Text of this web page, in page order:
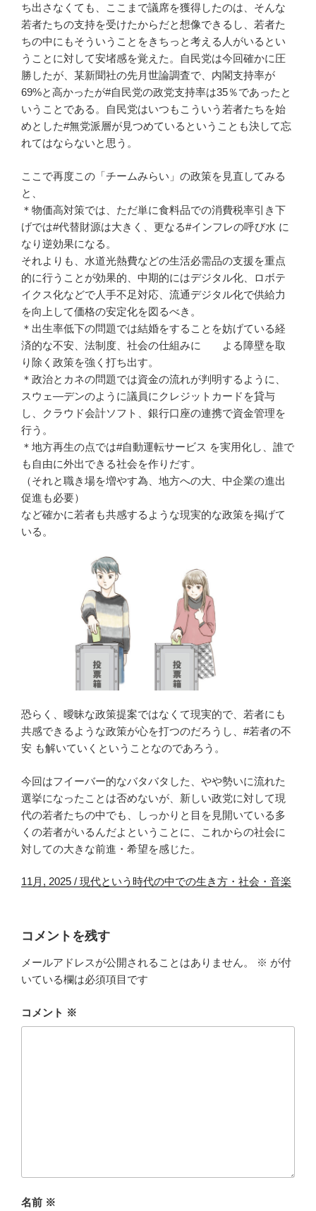
ち出さなくても、ここまで議席を獲得したのは、そんな
若者たちの支持を受けたからだと想像できるし、若者た
ちの中にもそういうことをきちっと考える人がいるとい
うことに対して安堵感を覚えた。自民党は今回確かに圧
勝したが、某新聞社の先月世論調査で、内閣支持率が
69%と高かったが#自民党の政党支持率は35％であったと
いうことである。自民党はいつもこういう若者たちを始
めとした#無党派層が見つめているということも決して忘
れてはならないと思う。
ここで再度この「チームみらい」の政策を見直してみる
と、
＊物価高対策では、ただ単に食料品での消費税率引き下
げでは#代替財源は大きく、更なる#インフレの呼び水 に
なり逆効果になる。
それよりも、水道光熱費などの生活必需品の支援を重点
的に行うことが効果的、中期的にはデジタル化、ロボテ
イクス化などで人手不足対応、流通デジタル化で供給力
を向上して価格の安定化を図るべき。
＊出生率低下の問題では結婚をすることを妨げている経
済的な不安、法制度、社会の仕組みに よる障壁を取
り除く政策を強く打ち出す。
＊政治とカネの問題では資金の流れが判明するように、
スウェ―デンのように議員にクレジットカードを貸与
し、クラウド会計ソフト、銀行口座の連携で資金管理を
行う。
＊地方再生の点では#自動運転サービス を実用化し、誰で
も自由に外出できる社会を作りだす。
（それと職き場を増やす為、地方への大、中企業の進出
促進も必要）
など確かに若者も共感するような現実的な政策を掲げて
いる。
恐らく、曖昧な政策提案ではなくて現実的で、若者にも
共感できるような政策が心を打つのだろうし、#若者の不
安 も解いていくということなのであろう。
今回はフイーバー的なバタバタした、やや勢いに流れた
選挙になったことは否めないが、新しい政党に対して現
代の若者たちの中でも、しっかりと目を見開いている多
くの若者がいるんだよということに、これからの社会に
対しての大きな前進・希望を感じた。
11月, 2025 / 現代という時代の中での生き方・社会・音楽
コメントを残す
メールアドレスが公開されることはありません。 ※ が付
いている欄は必須項目です
コメント ※
名前 ※